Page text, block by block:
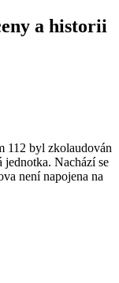
a historii
112 byl zkolaudován
Nachází se
není napojena na